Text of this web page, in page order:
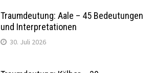
Traumdeutung: Aale – 45 Bedeutungen
und Interpretationen
30. Juli 2026